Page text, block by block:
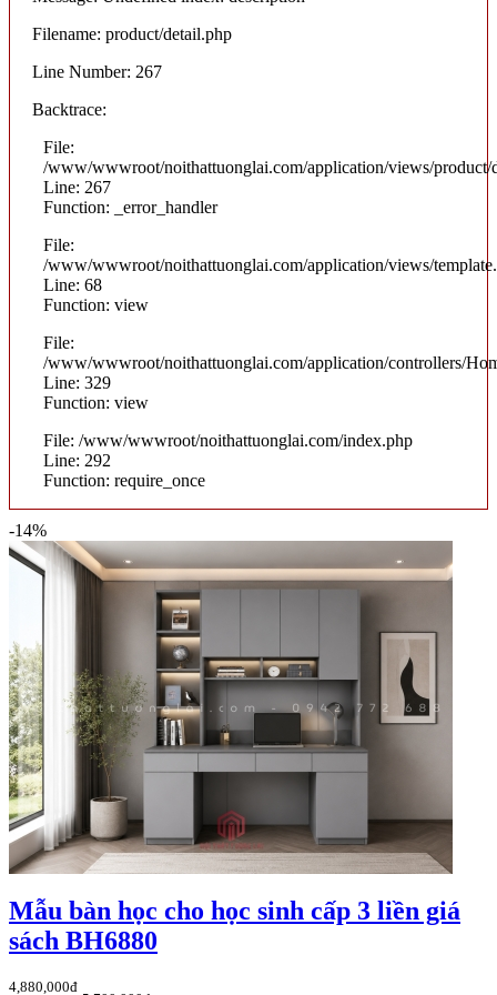
Filename: product/detail.php
Line Number: 267
Backtrace:
File:
/www/wwwroot/noithattuonglai.com/application/views/product/
Line: 267
Function: _error_handler
File:
/www/wwwroot/noithattuonglai.com/application/views/
Line: 68
Function: view
File:
/www/wwwroot/noithattuonglai.com/application/controllers/
Line: 329
Function: view
File: /www/wwwroot/noithattuonglai.com/index.php
Line: 292
Function: require_once
-14%
Mẫu bàn học cho học sinh cấp 3 liền giá
sách BH6880
4,880,000đ